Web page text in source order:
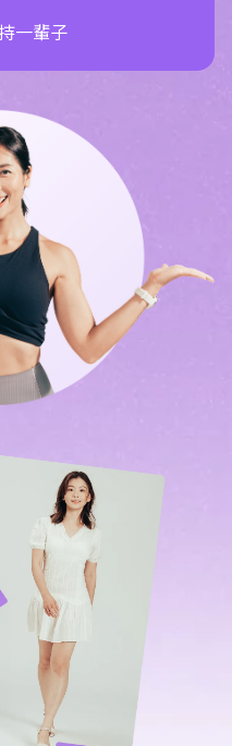
一輩子